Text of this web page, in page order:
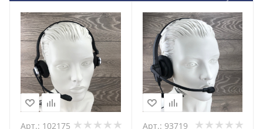
Арт.: 102175 Арт.: 93719